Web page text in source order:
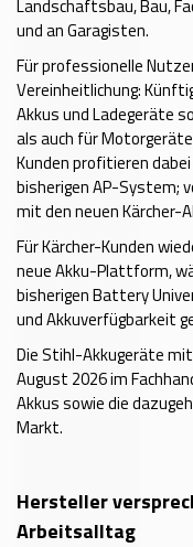
Landschaftsbau, Bau,
und an Garagisten.
Für professionelle
Vereinheitlichung:
Akkus und Ladegeräte
als auch für
Kunden profitieren
bisherigen AP-System;
mit den neuen Kärcher-
Für Kärcher-Kunden
neue Akku-Plattform,
bisherigen Battery
und Akkuverfügbarkeit
Die Stihl-Akkugeräte
August 2026 im
Akkus sowie die
Markt.
Hersteller
Arbeitsalltag